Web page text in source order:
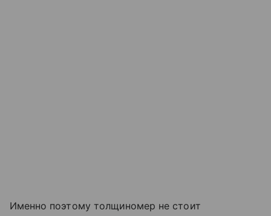
Именно поэтому толщиномер не стоит